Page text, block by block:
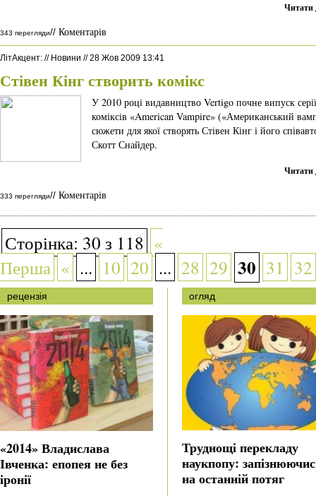
Читати
343 перегляди// Коментарів
ЛітАкцент: // Новини //28 Жов 2009 13:41
Стівен Кінг створить комікс
У 2010 році видавництво Vertigo почне випуск серії
коміксів «American Vampire» («Американський
сюжети для якої створять Стівен Кінг і його
Скотт Снайдер.
Читати
333 перегляди// Коментарів
Сторінка: 30 з 118 «
Перша « ... 10 20 ... 28 29 30 31 32
рецензія
«2014» Владислава
Івченка: епопея не без
іронії
огляд
Труднощі перекладу
наукпопу:
на останній потяг